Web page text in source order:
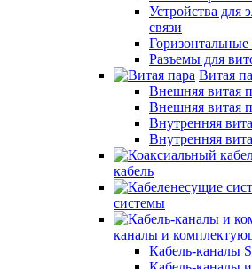
Устройства для
связи
Горизонтальные
Разъемы для
Витая
Внешняя витая
Внешняя витая
Внутренняя
Внутренняя
кабель
системы
каналы и
Кабель-каналы